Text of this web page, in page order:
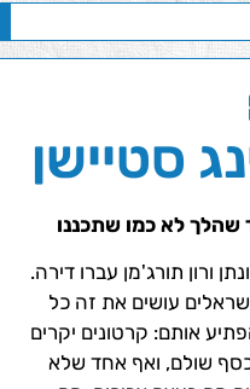
סטיישן
לא כמו שתכננו
ורון תורג'מן עברו דירה.
עושים את זה כל
אותם: קרטונים יקרים
שולם, ואף אחד שלא